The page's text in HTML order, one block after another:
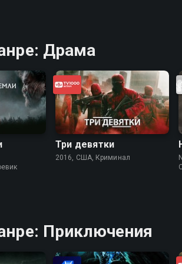
Драма
Три девятки
2016, США, Криминал
Приключения